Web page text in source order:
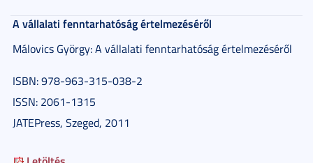
A vállalati fenntarhatóság értelmezéséről
Málovics György: A vállalati fenntarhatóság értelmezéséről
ISBN: 978-963-315-038-2
ISSN: 2061-1315
JATEPress, Szeged, 2011